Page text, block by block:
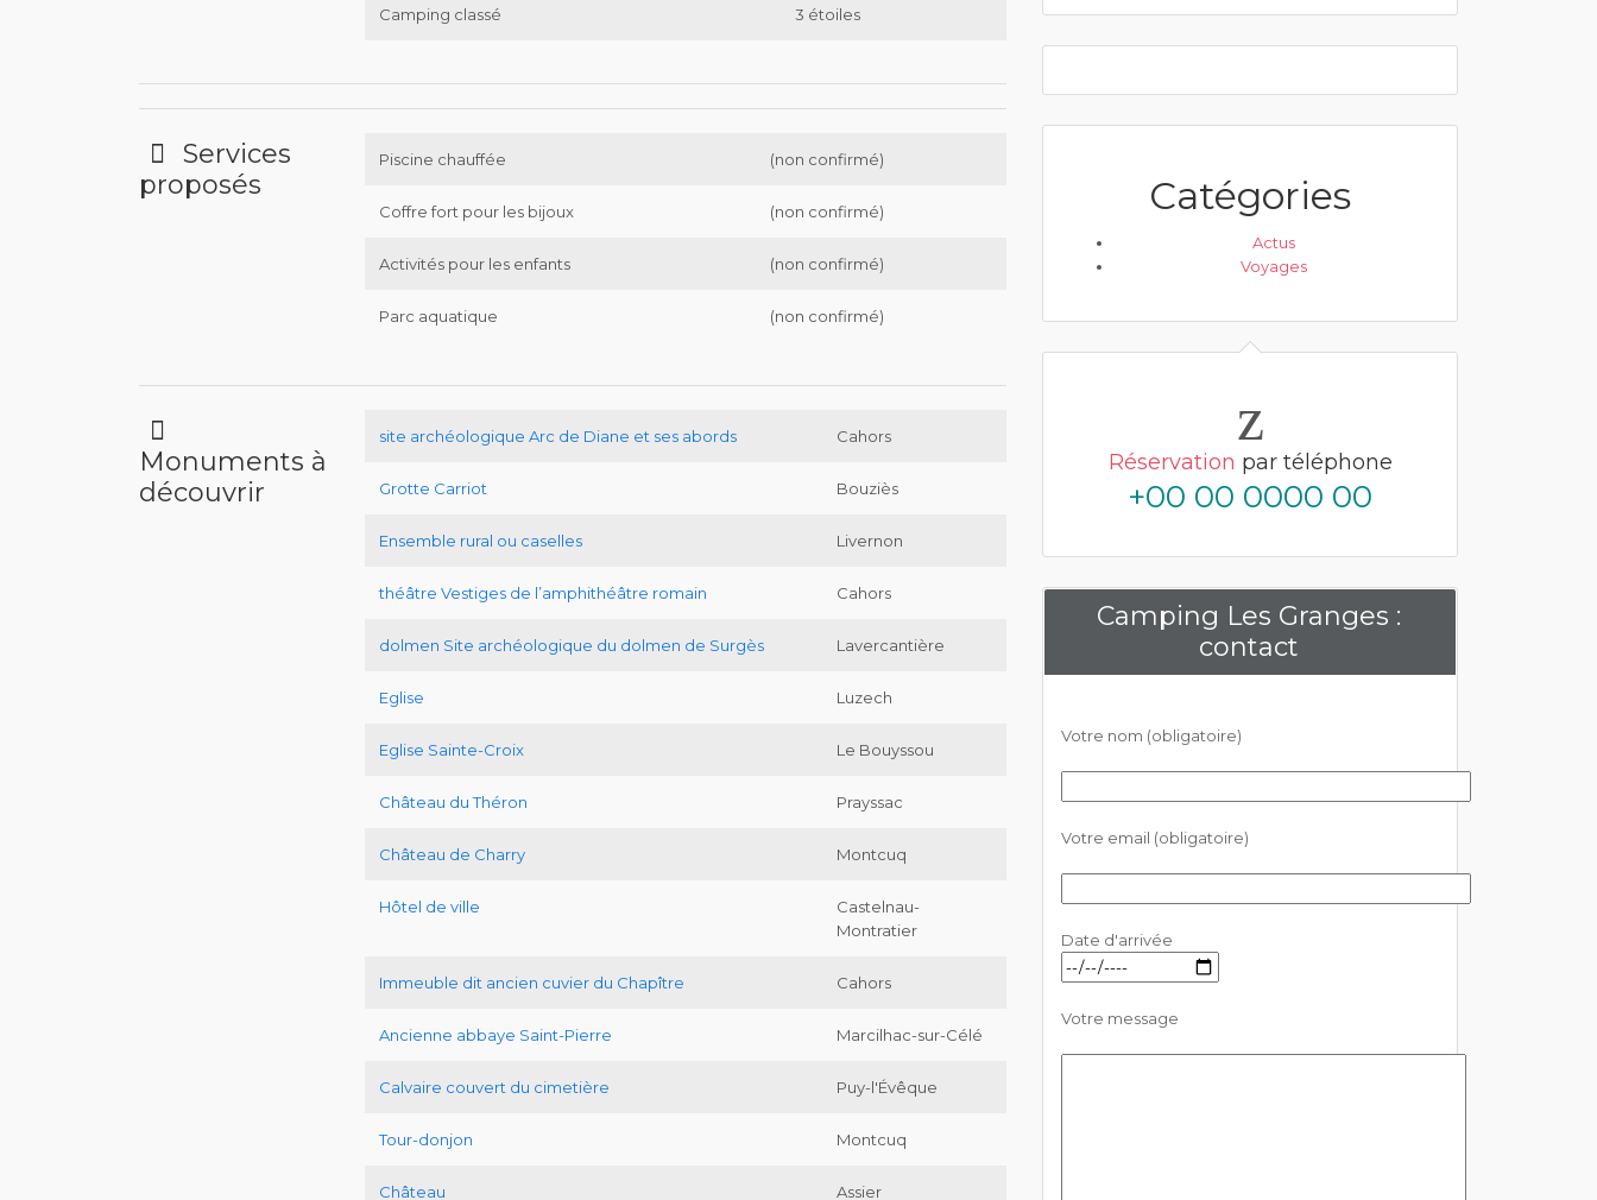
Camping classé 3 étoiles
Services
proposés
Piscine chauffée (non confirmé)
Coffre fort pour les bijoux (non confirmé)
Activités pour les enfants (non confirmé)
Parc aquatique (non confirmé)
Monuments à
découvrir
site archéologique Arc de Diane et ses abords Cahors
Grotte Carriot Bouziès
Ensemble rural ou caselles Livernon
théâtre Vestiges de l’amphithéâtre romain Cahors
dolmen Site archéologique du dolmen de Surgès Lavercantière
Eglise Luzech
Eglise Sainte-Croix Le Bouyssou
Château du Théron Prayssac
Château de Charry Montcuq
Hôtel de ville
Castelnau-
Montratier
Immeuble dit ancien cuvier du Chapître Cahors
Ancienne abbaye Saint-Pierre Marcilhac-sur-Célé
Calvaire couvert du cimetière Puy-l'Évêque
Tour-donjon Montcuq
Château Assier
Catégories
Actus
Voyages
Réservation par téléphone
+00 00 0000 00
Camping Les Granges :
contact
Votre nom (obligatoire)
Votre email (obligatoire)
Date d'arrivée
Votre message